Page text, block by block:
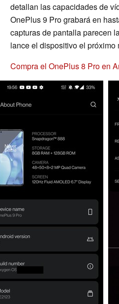
detallan las capacidades de
OnePlus 9 Pro grabará en
capturas de pantalla parecen
lance el dispositivo el próximo
Compra el OnePlus 8 Pro en